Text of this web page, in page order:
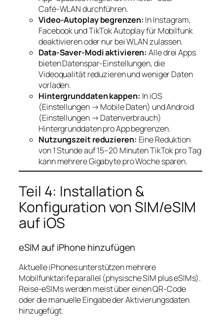
Café‑WLAN durchführen.
Video-Autoplay begrenzen: In Instagram,
Facebook und TikTok Autoplay für Mobilfunk
deaktivieren oder nur bei WLAN zulassen.
Data-Saver-Modi aktivieren: Alle drei Apps
bieten Datenspar‑Einstellungen, die
Videoqualität reduzieren und weniger Daten
vorladen.
Hintergrunddaten kappen: In iOS
(Einstellungen → Mobile Daten) und Android
(Einstellungen → Datenverbrauch)
Hintergrunddaten pro App begrenzen.
Nutzungszeit reduzieren: Eine Reduktion
von 1 Stunde auf 15–20 Minuten TikTok pro Tag
kann mehrere Gigabyte pro Woche sparen.
Teil 4: Installation &
Konfiguration von SIM/eSIM
auf iOS
eSIM auf iPhone hinzufügen
Aktuelle iPhones unterstützen mehrere
Mobilfunktarife parallel (physische SIM plus eSIMs).
Reise‑eSIMs werden meist über einen QR‑Code
oder die manuelle Eingabe der Aktivierungsdaten
hinzugefügt.